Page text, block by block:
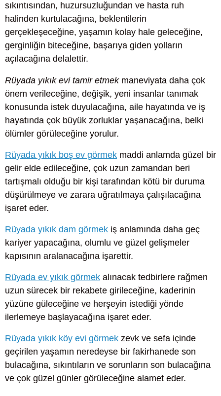
sıkıntısından, huzursuzluğundan ve hasta ruh
halinden kurtulacağına, beklentilerin
gerçekleşeceğine, yaşamın kolay hale geleceğine,
gerginliğin biteceğine, başarıya giden yolların
açılacağına delalettir.
Rüyada yıkık evi tamir etmekmaneviyata daha çok
önem verileceğine, değişik, yeni insanlar tanımak
konusunda istek duyulacağına, aile hayatında ve iş
hayatında çok büyük zorluklar yaşanacağına, belki
ölümler görüleceğine yorulur.
Rüyada yıkık boş ev görmek maddi anlamda güzel bir
gelir elde edileceğine, çok uzun zamandan beri
tartışmalı olduğu bir kişi tarafından kötü bir duruma
düşürülmeye ve zarara uğratılmaya çalışılacağına
işaret eder.
Rüyada yıkık dam görmek iş anlamında daha geç
kariyer yapacağına, olumlu ve güzel gelişmeler
kapısının aralanacağına işarettir.
Rüyada ev yıkık görmek alınacak tedbirlere rağmen
uzun sürecek bir rekabete girileceğine, kaderinin
yüzüne güleceğine ve herşeyin istediği yönde
ilerlemeye başlayacağına işaret eder.
Rüyada yıkık köy evi görmek zevk ve sefa içinde
geçirilen yaşamın neredeyse bir fakirhanede son
bulacağına, sıkıntıların ve sorunların son bulacağına
ve çok güzel günler görüleceğine alamet eder.